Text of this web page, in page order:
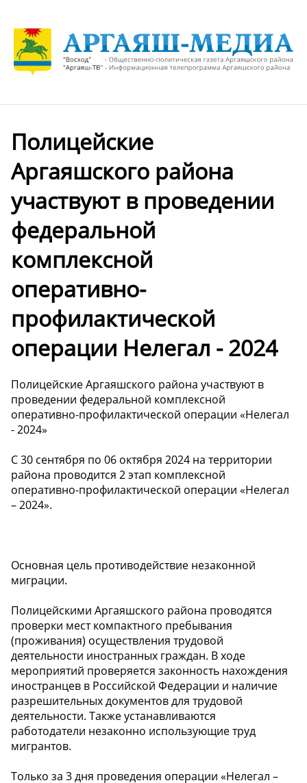
Полицейские
Аргаяшского района
участвуют в проведении
федеральной
комплексной
оперативно-
профилактической
операции Нелегал - 2024
Полицейские Аргаяшского района участвуют в
проведении федеральной комплексной
оперативно-профилактической операции «Нелегал
- 2024»
С 30 сентября по 06 октября 2024 на территории
района проводится 2 этап комплексной
оперативно-профилактической операции «Нелегал
– 2024».
Основная цель противодействие незаконной
миграции.
Полицейскими Аргаяшского района проводятся
проверки мест компактного пребывания
(проживания) осуществления трудовой
деятельности иностранных граждан. В ходе
мероприятий проверяется законность нахождения
иностранцев в Российской Федерации и наличие
разрешительных документов для трудовой
деятельности. Также устанавливаются
работодатели незаконно использующие труд
мигрантов.
Только за 3 дня проведения операции «Нелегал –